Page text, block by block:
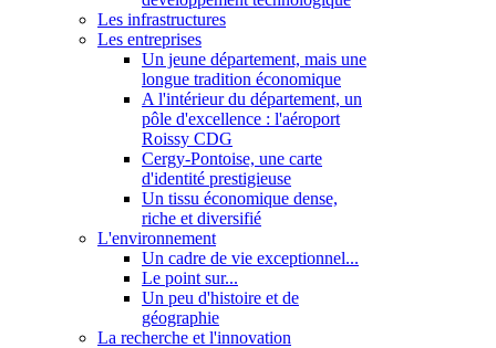
Les infrastructures
Les entreprises
Un jeune département, mais une
longue tradition économique
A l'intérieur du département, un
pôle d'excellence : l'aéroport
Roissy CDG
Cergy-Pontoise, une carte
d'identité prestigieuse
Un tissu économique dense,
riche et diversifié
L'environnement
Un cadre de vie exceptionnel...
Le point sur...
Un peu d'histoire et de
géographie
La recherche et l'innovation